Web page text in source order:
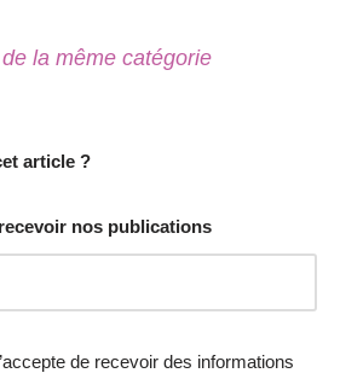
la même catégorie
article ?
nos publications
de recevoir des informations